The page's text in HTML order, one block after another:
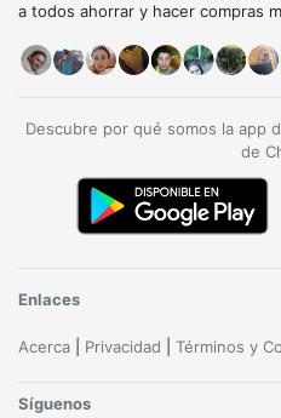
a todos ahorrar y hacer compras
Descubre por qué somos la app
de
Enlaces
Acerca Privacidad Términos y
Síguenos